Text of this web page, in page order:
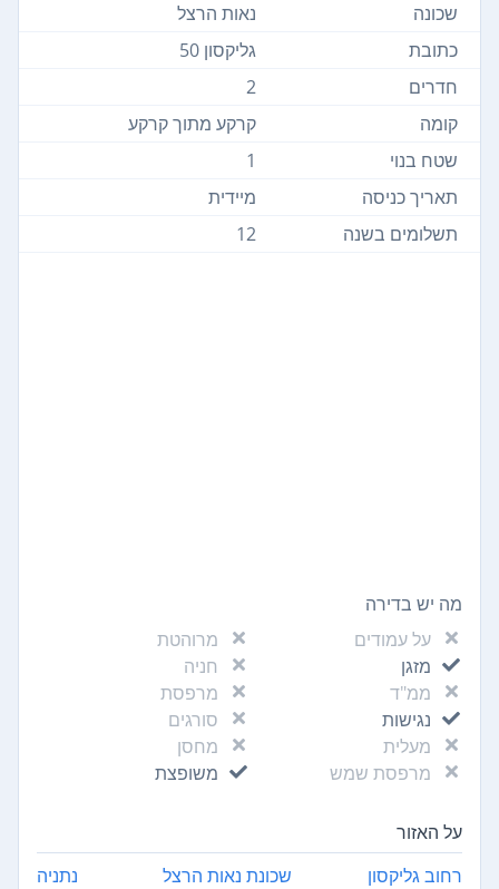
שכונה
נאות הרצל
כתובת
גליקסון 50
חדרים
2
קומה
קרקע מתוך קרקע
שטח בנוי
1
תאריך כניסה
מיידית
תשלומים בשנה
12
מה יש בדירה
על עמודים
מרוהטת
מזגן
חניה
ממ"ד
מרפסת
נגישות
סורגים
מעלית
מחסן
מרפסת שמש
משופצת
על האזור
רחוב גליקסון שכונת נאות הרצל נתניה